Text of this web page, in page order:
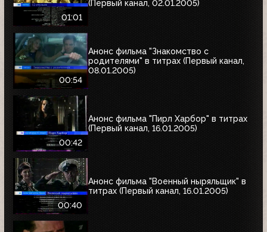
01:01
(Первый канал, 02.01.2005)
00:54
Анонс фильма "Знакомство с
родителями" в титрах (Первый канал,
08.01.2005)
00:42
Анонс фильма "Пирл Харбор" в титрах
(Первый канал, 16.01.2005)
00:40
Анонс фильма "Военный ныряльщик" в
титрах (Первый канал, 16.01.2005)